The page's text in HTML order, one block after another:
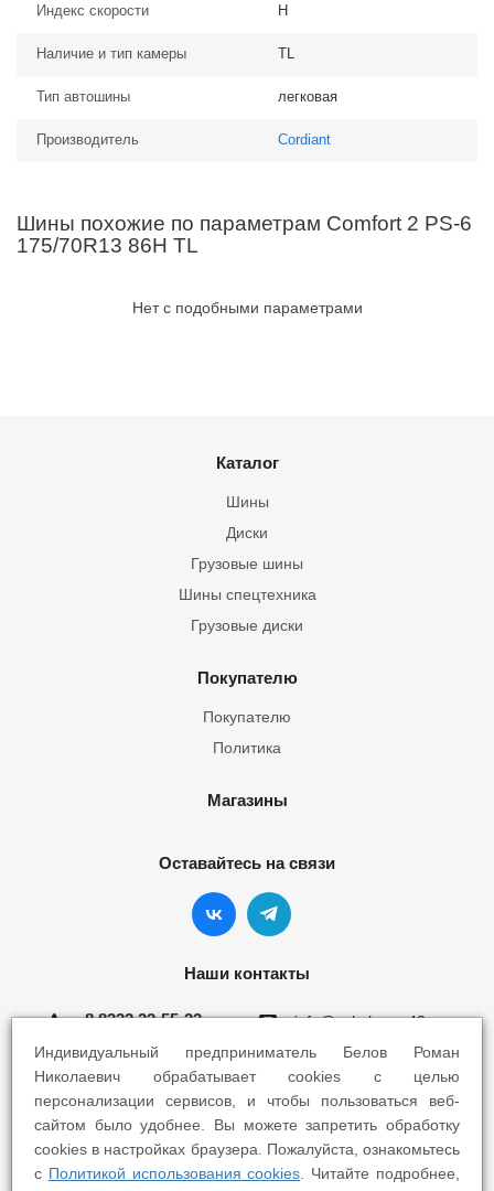
Индекс скорости H
Наличие и тип камеры TL
Тип автошины легковая
Производитель Cordiant
Шины похожие по параметрам Comfort 2 PS-6
175/70R13 86H TL
Нет с подобными параметрами
Каталог
Шины
Грузовые шины
Шины спецтехника
Диски
Грузовые диски
Покупателю
Покупателю
Политика
Магазины
Оставайтесь на связи
Наши контакты
8 8332 22-55-22 info@yokohama43.ru
Киров, ул. Ломоносова 5Б
Киров, ул. Профсоюзная 7А
Индивидуальный предприниматель Белов Роман
Николаевич обрабатывает cookies с целью
персонализации сервисов, и чтобы пользоваться веб-
сайтом было удобнее. Вы можете запретить обработку
cookies в настройках браузера. Пожалуйста, ознакомьтесь
с Политикой использования cookies . Читайте подробнее,